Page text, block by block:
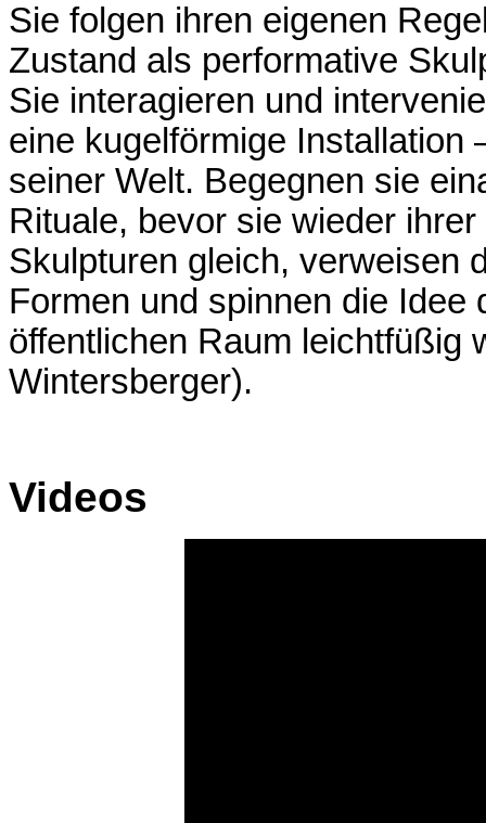
Sie folgen ihren eigenen
Zustand als performative
Sie interagieren und
eine kugelförmige Installation
seiner Welt. Begegnen sie
Rituale, bevor sie wieder
Skulpturen gleich, verweisen
Formen und spinnen die
öffentlichen Raum leichtfüßig
Wintersberger).
Videos